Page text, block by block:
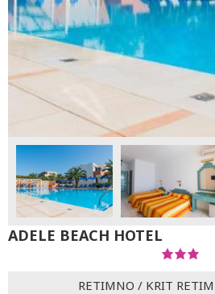
ADELE BEACH HOTEL
RETIMNO / KRIT